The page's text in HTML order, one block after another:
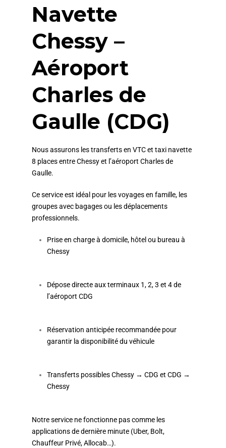
Navette
Chessy –
Aéroport
Charles de
Gaulle (CDG)
Nous assurons les transferts en VTC et taxi navette
8 places entre Chessy et l’aéroport Charles de
Gaulle.
Ce service est idéal pour les voyages en famille, les
groupes avec bagages ou les déplacements
professionnels.
Prise en charge à domicile, hôtel ou bureau à
Chessy
Dépose directe aux terminaux 1, 2, 3 et 4 de
l’aéroport CDG
Réservation anticipée recommandée pour
garantir la disponibilité du véhicule
Transferts possibles Chessy → CDG et CDG →
Chessy
Notre service ne fonctionne pas comme les
applications de dernière minute (Uber, Bolt,
Chauffeur Privé, Allocab…).